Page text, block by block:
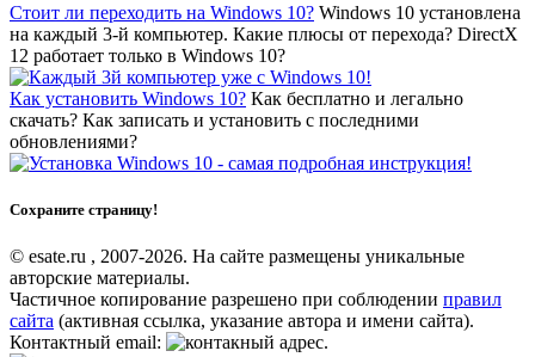
Стоит ли переходить на Windows 10? Windows 10 установлена
на каждый 3-й компьютер. Какие плюсы от перехода? DirectX
12 работает только в Windows 10?
Как установить Windows 10? Как бесплатно и легально
скачать? Как записать и установить с последними
обновлениями?
Сохраните страницу!
© esate.ru , 2007-2026. На сайте размещены уникальные
авторские материалы.
Частичное копирование разрешено при соблюдении правил
сайта (активная ссылка, указание автора и имени сайта).
Контактный email:
.